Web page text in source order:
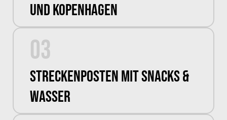
und Kopenhagen
03
Streckenposten mit Snacks &
Wasser